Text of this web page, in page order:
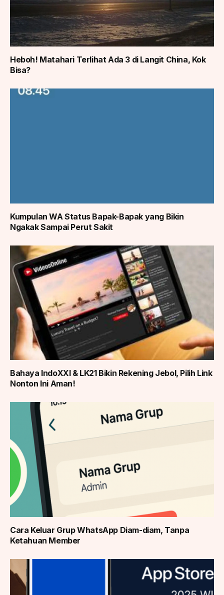
Heboh! Matahari Terlihat Ada 3 di Langit China, Kok
Bisa?
Kumpulan WA Status Bapak-Bapak yang Bikin
Ngakak Sampai Perut Sakit
Bahaya IndoXXI & LK21 Bikin Rekening Jebol, Pilih Link
Nonton Ini Aman!
Cara Keluar Grup WhatsApp Diam-diam, Tanpa
Ketahuan Member